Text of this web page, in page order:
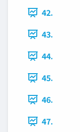
42.
43.
44.
45.
46.
47.